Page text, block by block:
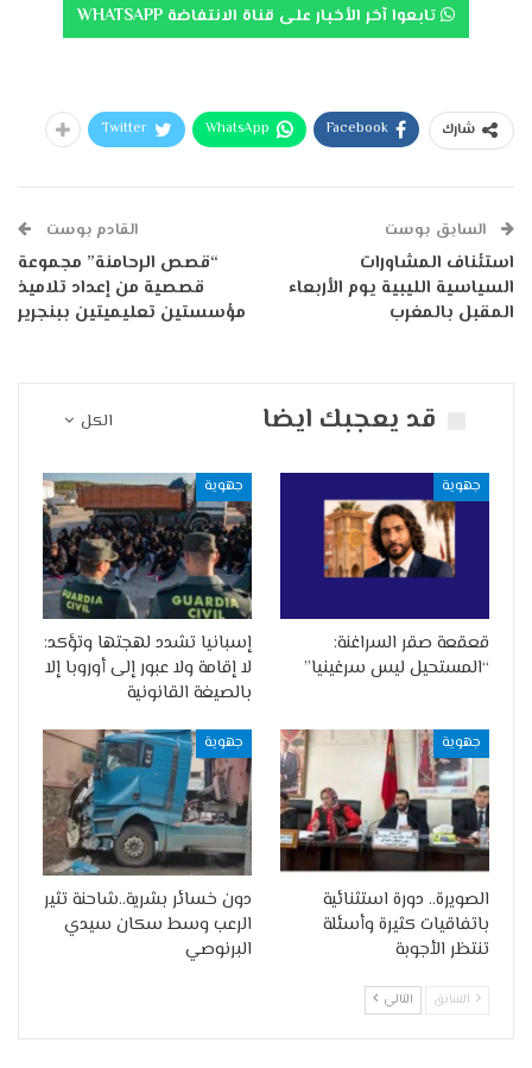
تابعوا آخر الأخبار على قناة الانتفاضة WHATSAPP
شارك Facebook
WhatsApp
Twitter
السابق بوست
استئناف المشاورات
السياسية الليبية يوم الأربعاء
المقبل بالمغرب
القادم بوست
“قصص الرحامنة” مجموعة
قصصية من إعداد تلاميذ
مؤسستين تعليميتين ببنجرير
الكل قد يعجبك ايضا
جهوية
قعقعة صقر السراغنة:
“المستحيل ليس سرغينيا”
جهوية
إسبانيا تشدد لهجتها وتؤكد:
لا إقامة ولا عبور إلى أوروبا إلا
بالصيغة القانونية
جهوية
الصويرة.. دورة استثنائية
باتفاقيات كثيرة وأسئلة
تنتظر الأجوبة
جهوية
دون خسائر بشرية..شاحنة تثير
الرعب وسط سكان سيدي
البرنوصي
السابق التالي